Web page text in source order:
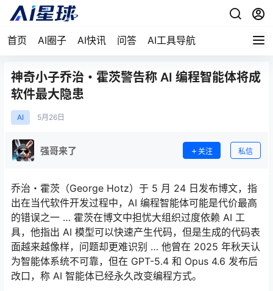
首页 AI圈子 AI快讯 问答 AI工具导航
神奇小子乔治・霍茨警告称 AI 编程智能体将成
软件最大隐患
AI 5月 26日
强哥来了 关注 私信
乔治・霍茨（George Hotz）于 5 月 24 日发布博文，指
出在当代软件开发过程中，AI 编程智能体可能是代价最高
的错误之一 … 霍茨在博文中担忧大组织过度依赖 AI 工
具，他指出 AI 模型可以快速产生代码，但是生成的代码表
面越来越像样，问题却更难识别 … 他曾在 2025 年秋天认
为智能体系统不可靠，但在 GPT-5.4 和 Opus 4.6 发布后
改口，称 AI 智能体已经永久改变编程方式。